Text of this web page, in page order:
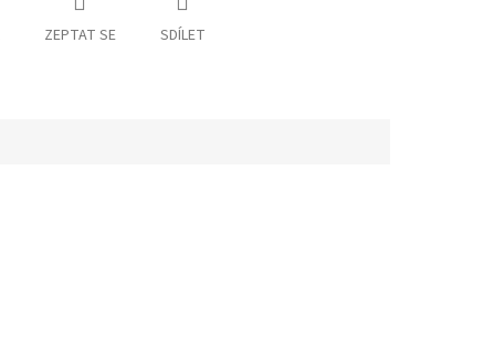
ZEPTAT SE SDÍLET